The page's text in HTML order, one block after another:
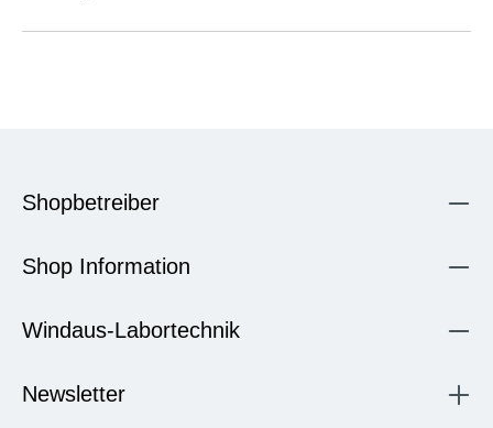
Shopbetreiber
Shop Information
Windaus-Labortechnik
Newsletter